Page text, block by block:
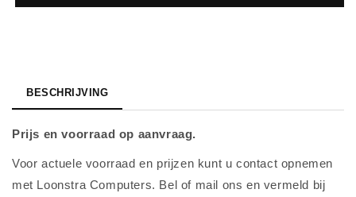
26
26
BESCHRIJVING
Prijs en voorraad op aanvraag.
Voor actuele voorraad en prijzen kunt u contact opnemen
met Loonstra Computers. Bel of mail ons en vermeld bij